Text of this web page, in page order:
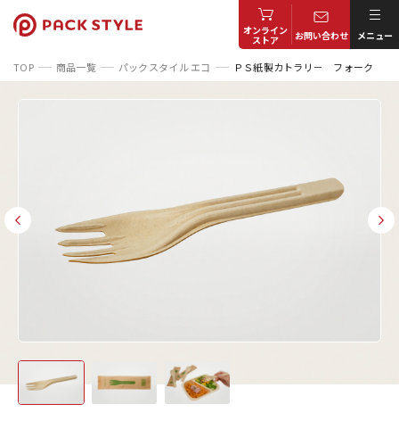
オンライン
ストア お問い合わせ メニュー
TOP 商品一覧 パックスタイル エコ ＰＳ紙製カトラリ－ フォーク